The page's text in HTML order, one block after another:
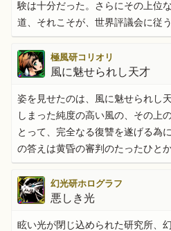
験は十分だった。さらにその上位
道、それこそが、世界評議会に従
極風研コリオリ
風に魅せられし天才
姿を見せたのは、風に魅せられし
しまった純度の高い風の、その上
とって、完全なる復讐を遂げる為
の答えは黄昏の審判のたったひと
幻光研ホログラフ
悪しき光
眩い光が閉じ込められた研究所、